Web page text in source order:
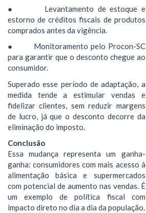
● Levantamento de estoque e
estorno de créditos fiscais de produtos
comprados antes da vigência.
● Monitoramento pelo Procon-SC
para garantir que o desconto chegue ao
consumidor.
Superado esse período de adaptação, a
medida tende a estimular vendas e
fidelizar clientes, sem reduzir margens
de lucro, já que o desconto decorre da
eliminação do imposto.
Conclusão
Essa mudança representa um ganha-
ganha: consumidores com mais acesso à
alimentação básica e supermercados
com potencial de aumento nas vendas. É
um exemplo de política fiscal com
impacto direto no dia a dia da população.